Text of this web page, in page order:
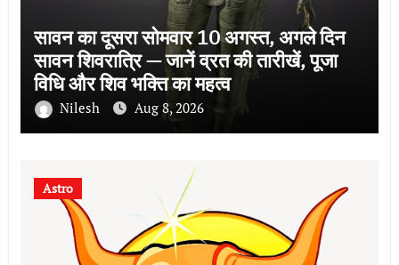
सावन का दूसरा सोमवार 10 अगस्त, अगले दिन
सावन शिवरात्रि — जानें व्रत की तारीखें, पूजा
विधि और शिव भक्ति का महत्व
Nilesh Aug 8, 2026
Astro